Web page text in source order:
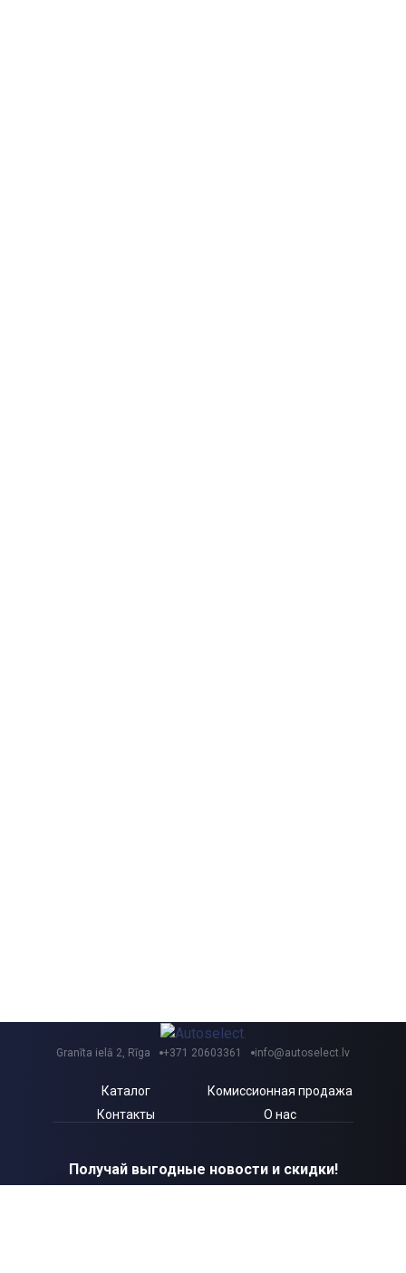
Granīta ielā 2, Rīga +371 20603361 info@autoselect.lv
Каталог
Комиссионная продажа
Контакты
О нас
Получай выгодные новости и скидки!